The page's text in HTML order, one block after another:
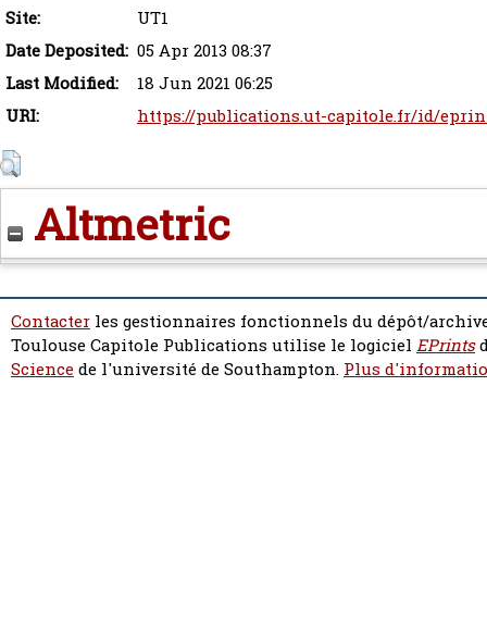
Site:
UT1
Date Deposited: 05 Apr 2013 08:37
Last Modified:
18 Jun 2021 06:25
URI:
https://publications.ut-capitole.fr/id/
Altmetric
Contacter les gestionnaires fonctionnels du dépôt/
Toulouse Capitole Publications utilise le logiciel EPrints
Sciencede l'université de Southampton. Plus